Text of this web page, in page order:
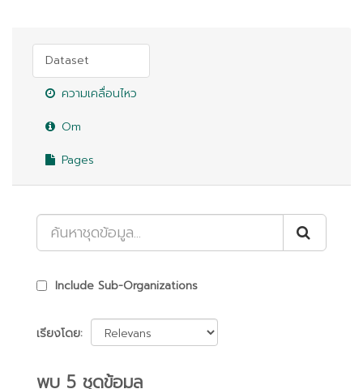
Dataset
ความเคลื่อนไหว
Om
Pages
Include Sub-Organizations
เรียงโดย
พบ 5 ชุดข้อมูล